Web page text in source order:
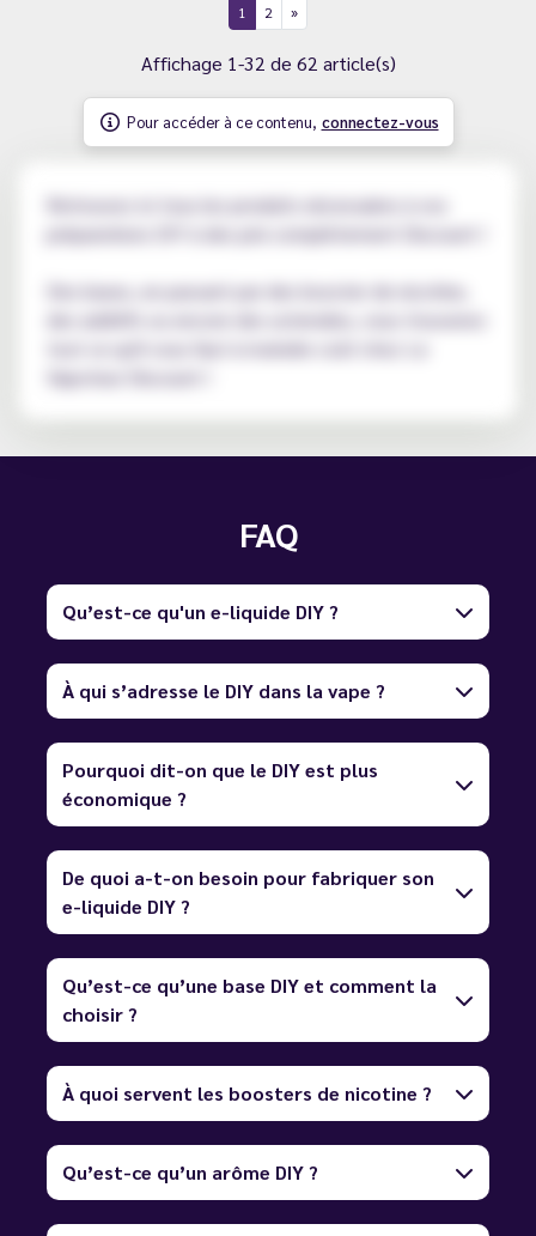
1 2
Affichage 1-32 de 62 article(s)
Pour accéder à ce contenu, connectez-vous
Retrouvez ici tous les produits nécessaires à vos
préparations DIY à des prix complètement Discount !
Des bases, en passant par des booster de nicotine,
Vapoteur Discount !
FAQ
Qu’est-ce qu'un e-liquide DIY ?
À qui s’adresse le DIY dans la vape ?
Pourquoi dit-on que le DIY est plus
économique ?
De quoi a-t-on besoin pour fabriquer son
e-liquide DIY ?
Qu’est-ce qu’une base DIY et comment la
choisir ?
À quoi servent les boosters de nicotine ?
Qu’est-ce qu’un arôme DIY ?